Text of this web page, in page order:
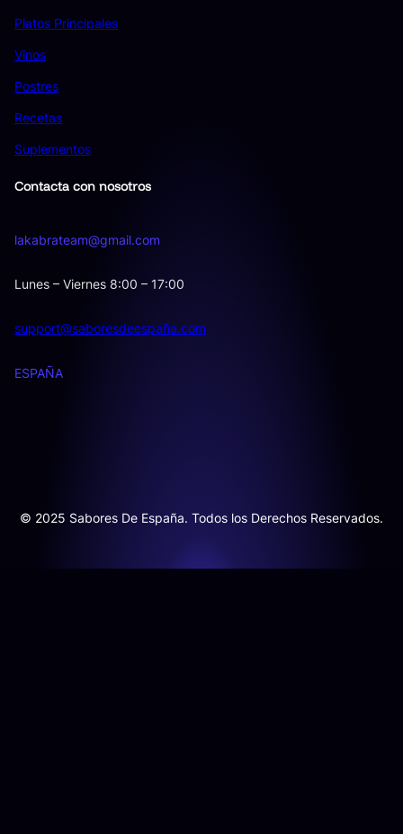
Platos Principales
Vinos
Postres
Recetas
Suplementos
Contacta con nosotros
lakabrateam@gmail.com
Lunes – Viernes 8:00 – 17:00
support@saboresdeespaña.com
ESPAÑA
© 2025 Sabores De España. Todos los Derechos Reservados.